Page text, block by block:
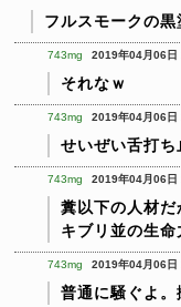
フルスモークの
743mg 2019年04月06日
それなｗ
743mg 2019年04月06日
せいぜい舌打ち
743mg 2019年04月06日
糞以下の人材
キブリ並の生命
743mg 2019年04月06日
普通に騒ぐよ。